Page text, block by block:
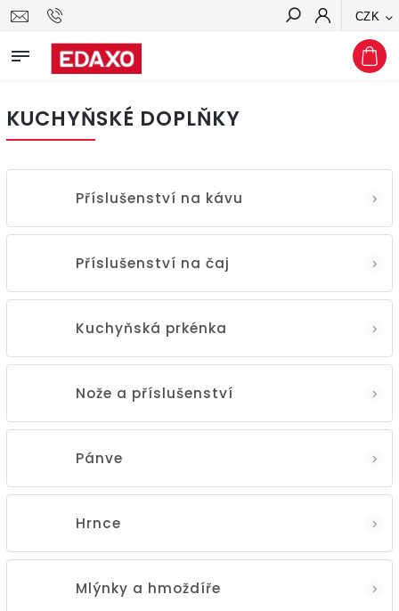
CZK
Hledat
KUCHYŇSKÉ DOPLŇKY
Příslušenství na kávu
Příslušenství na čaj
Kuchyňská prkénka
Nože a příslušenství
Pánve
Hrnce
Mlýnky a hmoždíře